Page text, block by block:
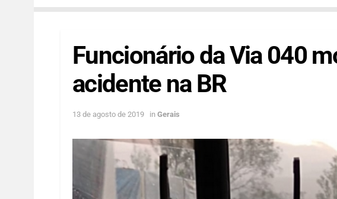
Funcionário da Via 040
acidente na BR
13 de agosto de 2019 in Gerais